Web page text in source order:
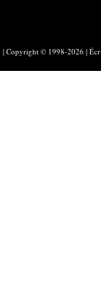
| Copyright © 1998-2026 |